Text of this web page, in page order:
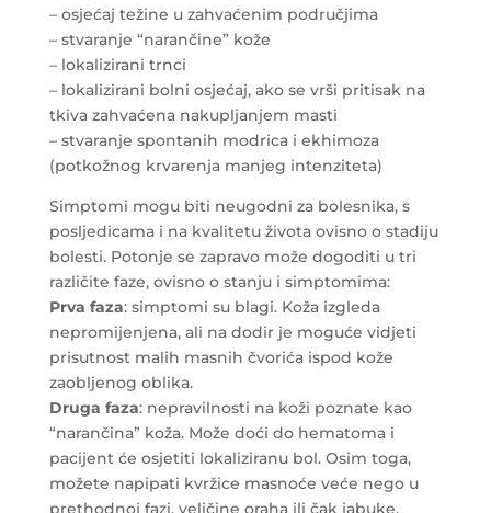
– osjećaj težine u zahvaćenim područjima
– stvaranje “narančine” kože
– lokalizirani trnci
– lokalizirani bolni osjećaj, ako se vrši pritisak na
tkiva zahvaćena nakupljanjem masti
– stvaranje spontanih modrica i ekhimoza
(potkožnog krvarenja manjeg intenziteta)
Simptomi mogu biti neugodni za bolesnika, s
posljedicama i na kvalitetu života ovisno o stadiju
bolesti. Potonje se zapravo može dogoditi u tri
različite faze, ovisno o stanju i simptomima:
Prva faza: simptomi su blagi. Koža izgleda
nepromijenjena, ali na dodir je moguće vidjeti
prisutnost malih masnih čvorića ispod kože
zaobljenog oblika.
Druga faza: nepravilnosti na koži poznate kao
“narančina” koža. Može doći do hematoma i
pacijent će osjetiti lokaliziranu bol. Osim toga,
možete napipati kvržice masnoće veće nego u
prethodnoj fazi, veličine oraha ili čak jabuke.